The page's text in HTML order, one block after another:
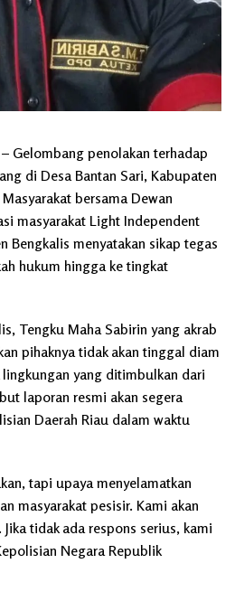
Gelombang penolakan terhadap
di Desa Bantan Sari, Kabupaten
bersama Dewan
masyarakat Light Independent
Bengkalis menyatakan sikap tegas
hukum hingga ke tingkat
Tengku Maha Sabirin yang akrab
pihaknya tidak akan tinggal diam
yang ditimbulkan dari
laporan resmi akan segera
Daerah Riau dalam waktu
tapi upaya menyelamatkan
masyarakat pesisir. Kami akan
tidak ada respons serius, kami
Negara Republik